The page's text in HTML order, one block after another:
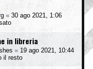
« 30 ago 2021, 1:06
in libreria
« 19 ago 2021, 10:44
il resto